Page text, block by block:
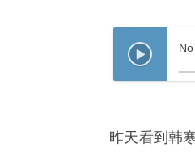
昨天看到韩